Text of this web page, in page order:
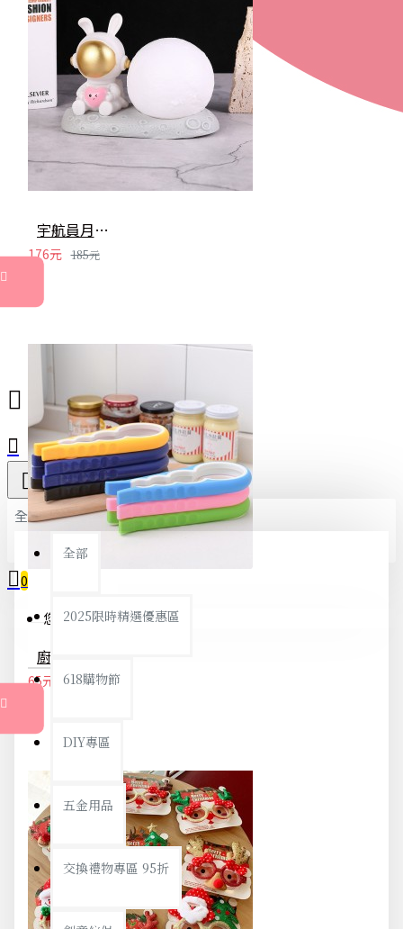
全部
全部
2025限時精選優惠區
618購物節
DIY專區
五金用品
交換禮物專區 95折
0
您的購物車內沒有商品！
宇航員月球小夜燈 床頭燈 太空人 月球燈 造型夜燈 交換禮物 中秋節
176元 185元
65元 68元